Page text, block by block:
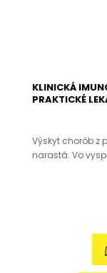
KLINICKÁ
PRAKTICKÉ
Výskyt chorôb z
narastá. Vo